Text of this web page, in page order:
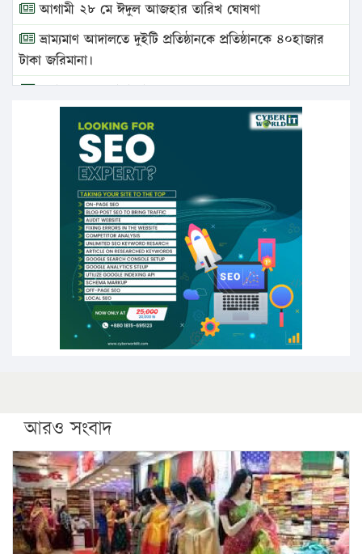
আগামী ২৮ মে ঈদুল আজহার তারিখ ঘোষণা
ভ্রাম্যমাণ আদালতে দুইটি প্রতিষ্ঠানকে প্রতিষ্ঠানকে ৪০হাজার
টাকা জরিমানা।
এবার লঞ্চের ভাড়া বাড়ল
১৭ থেকে ২১ শতাংশ বিদ্যুতের দাম বাড়ানোর প্রস্তাব পিডিবির
১৬ মে চাঁদপুর ও ২৫ মে ফেনী সফরে যাবেন প্রধানমন্ত্রী
উচ্চশিক্ষায় গৌরবময় অর্জন: পূর্ণ স্কলারশিপে যুক্তরাষ্ট্রে
পিএইচডি করছেন কুয়েটের কৃতি…
সারা দেশে বজ্রাঘাতে ১৪ জনের প্রাণহানি
কঠোর হচ্ছে এসএসসি ও এইচএসসি পরীক্ষা
ফরিদগঞ্জে আগুনে পুড়লো ৬ ব্যবসা প্রতিষ্ঠান
আরও সংবাদ